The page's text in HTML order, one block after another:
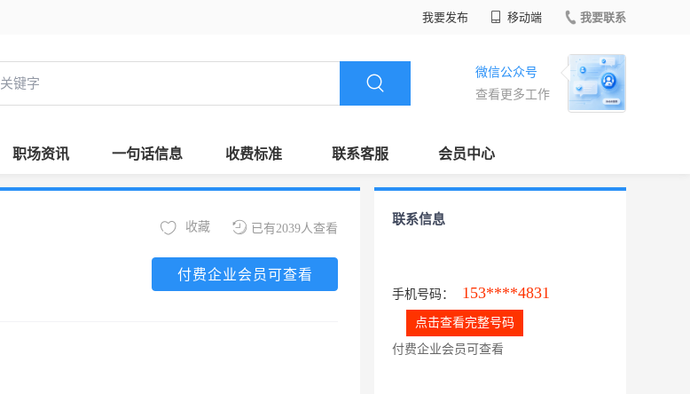
我要发布 移动端 我要联系
微信公众号
查看更多工作
职场资讯 一句话信息 收费标准 联系客服 会员中心
已有2039人查看
收藏
付费企业会员可查看
联系信息
手机号码： 153****4831
点击查看完整号码
付费企业会员可查看